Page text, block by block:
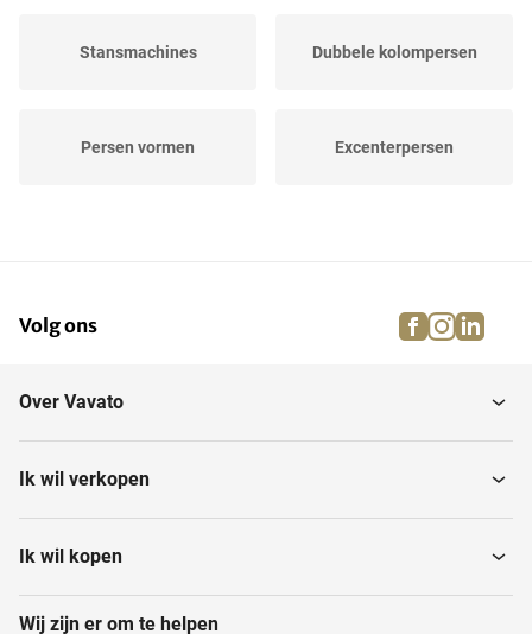
Stansmachines Dubbele kolompersen
Persen vormen Excenterpersen
Afbraampersen Mechanische persen
Volg ons facebook
Over Vavato
Ik wil verkopen
Ik wil kopen
Wij zijn er om te helpen